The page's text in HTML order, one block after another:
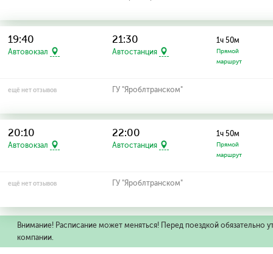
19:40
Автовокзал
21:30
Автостанция
1ч 50м
Прямой
маршрут
ещё нет отзывов ГУ "Яроблтранском"
20:10
Автовокзал
22:00
Автостанция
1ч 50м
Прямой
маршрут
ещё нет отзывов ГУ "Яроблтранском"
Внимание! Расписание может меняться! Перед поездкой обязательно
компании.